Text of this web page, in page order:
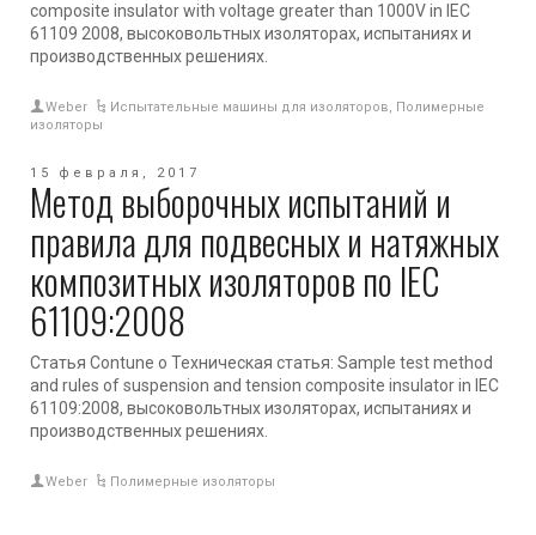
composite insulator with voltage greater than 1000V in IEC
61109 2008, высоковольтных изоляторах, испытаниях и
производственных решениях.
Weber Испытательные машины для изоляторов, Полимерные
изоляторы
15 февраля, 2017
Метод выборочных испытаний и
правила для подвесных и натяжных
композитных изоляторов по IEC
61109:2008
Статья Contune о Техническая статья: Sample test method
and rules of suspension and tension composite insulator in IEC
61109:2008, высоковольтных изоляторах, испытаниях и
производственных решениях.
Weber Полимерные изоляторы